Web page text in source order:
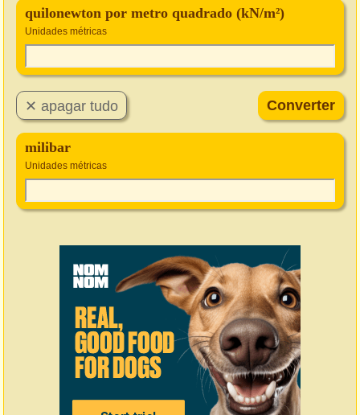
quilonewton por metro quadrado (kN/m²)
Unidades métricas
milibar
Unidades métricas